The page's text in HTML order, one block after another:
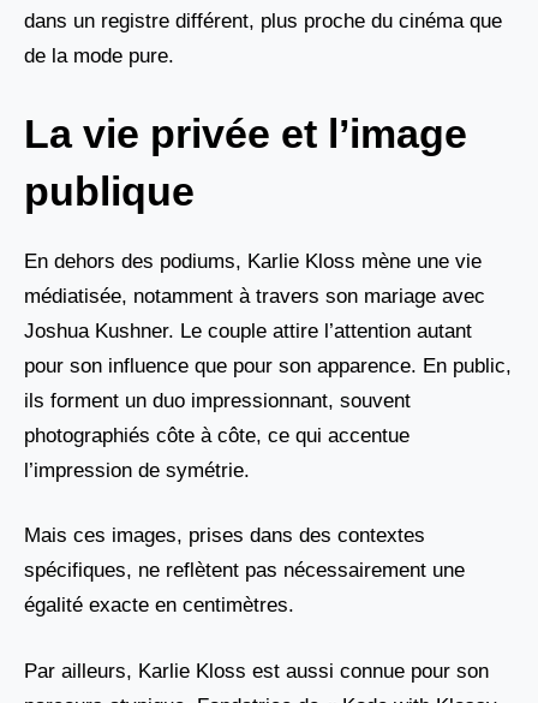
dans un registre différent, plus proche du cinéma que
de la mode pure.
La vie privée et l’image
publique
En dehors des podiums, Karlie Kloss mène une vie
médiatisée, notamment à travers son mariage avec
Joshua Kushner. Le couple attire l’attention autant
pour son influence que pour son apparence. En public,
ils forment un duo impressionnant, souvent
photographiés côte à côte, ce qui accentue
l’impression de symétrie.
Mais ces images, prises dans des contextes
spécifiques, ne reflètent pas nécessairement une
égalité exacte en centimètres.
Par ailleurs, Karlie Kloss est aussi connue pour son